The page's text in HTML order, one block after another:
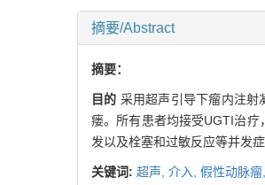
摘要/Abstract
摘要：
目的 采用超声引导下瘤内注射
瘘。所有患者均接受UGTI治疗
发以及栓塞和过敏反应等并发症
关键词: 超声, 介入, 假性动脉瘤,